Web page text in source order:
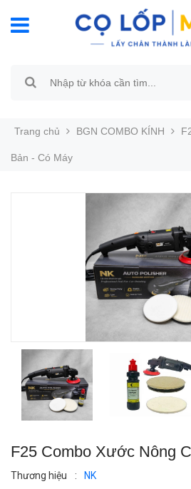
Trang chủ BGN COMBO KÍNH
Bản - Có Máy
F25 Combo Xước Nông
Thương hiệu : NK